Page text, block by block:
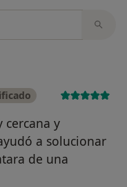
y
a solucionar
de una